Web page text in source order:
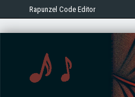
Rapunzel Code Editor